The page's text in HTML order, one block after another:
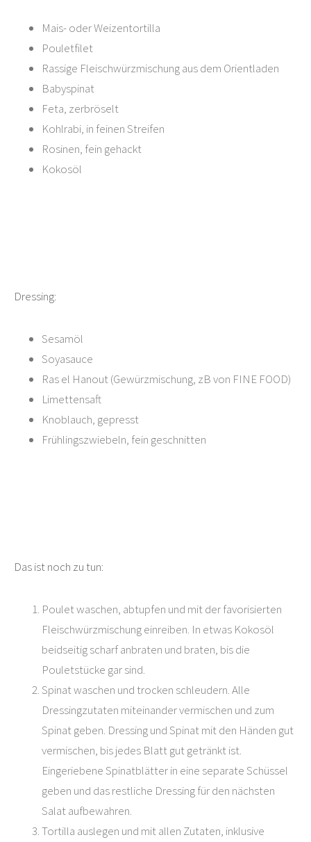
Mais- oder Weizentortilla
Pouletfilet
Rassige Fleischwürzmischung aus dem Orientladen
Babyspinat
Feta, zerbröselt
Kohlrabi, in feinen Streifen
Rosinen, fein gehackt
Kokosöl
Dressing:
Sesamöl
Soyasauce
Ras el Hanout (Gewürzmischung, zB von FINE FOOD)
Limettensaft
Knoblauch, gepresst
Frühlingszwiebeln, fein geschnitten
Das ist noch zu tun:
Poulet waschen, abtupfen und mit der favorisierten
Fleischwürzmischung einreiben. In etwas Kokosöl
beidseitig scharf anbraten und braten, bis die
Pouletstücke gar sind.
Spinat waschen und trocken schleudern. Alle
Dressingzutaten miteinander vermischen und zum
Spinat geben. Dressing und Spinat mit den Händen gut
vermischen, bis jedes Blatt gut getränkt ist.
Eingeriebene Spinatblätter in eine separate Schüssel
geben und das restliche Dressing für den nächsten
Salat aufbewahren.
Tortilla auslegen und mit allen Zutaten, inklusive